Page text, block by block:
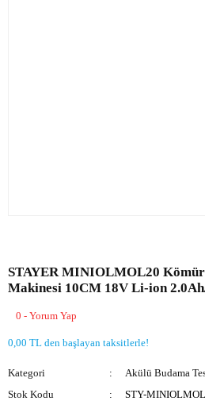
STAYER MINIOLMOL20
Makinesi 10CM 18V Li-ion
0 - Yorum Yap
0,00 TL den başlayan taksitlerle!
Kategori Akülü Budama
Stok Kodu
STY-